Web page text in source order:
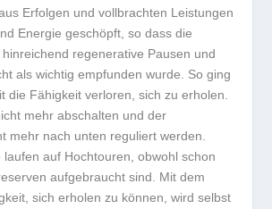
Erfolgen und vollbrachten Leistungen
Energie geschöpft, so dass die
regenerative Pausen und
als wichtig empfunden wurde. So ging
die Fähigkeit verloren, sich zu erholen.
mehr abschalten und der
mehr nach unten reguliert werden.
laufen auf Hochtouren, obwohl schon
aufgebraucht sind. Mit dem
sich erholen zu können, wird selbst